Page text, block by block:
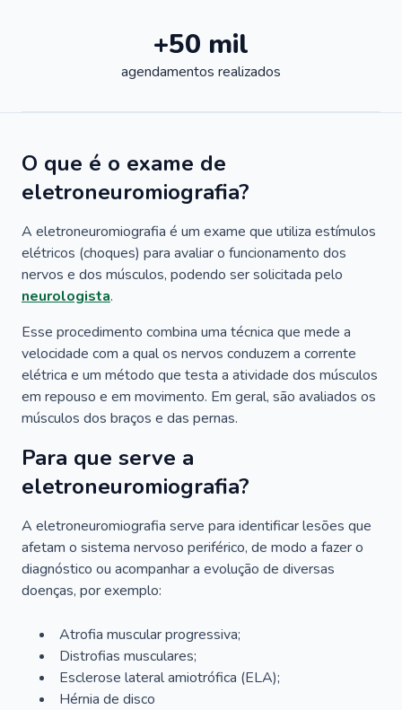
+50 mil
agendamentos realizados
O que é o exame de
eletroneuromiografia?
A eletroneuromiografia é um exame que utiliza estímulos
elétricos (choques) para avaliar o funcionamento dos
nervos e dos músculos, podendo ser solicitada pelo
neurologista.
Esse procedimento combina uma técnica que mede a
velocidade com a qual os nervos conduzem a corrente
elétrica e um método que testa a atividade dos músculos
em repouso e em movimento. Em geral, são avaliados os
músculos dos braços e das pernas.
Para que serve a
eletroneuromiografia?
A eletroneuromiografia serve para identificar lesões que
afetam o sistema nervoso periférico, de modo a fazer o
diagnóstico ou acompanhar a evolução de diversas
doenças, por exemplo:
Atrofia muscular progressiva;
Distrofias musculares;
Esclerose lateral amiotrófica (ELA);
Hérnia de disco